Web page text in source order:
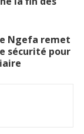
Ngefa remet
sécurité pour